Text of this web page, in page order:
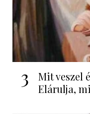
3
Mit veszel
Elárulja,